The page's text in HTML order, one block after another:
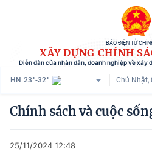
BÁO ĐIỆN TỬ
XÂY DỰNG CHÍNH
Diễn đàn của nhân dân, doanh nghiệp về
HN 23°-32° Chủ
Danh mục
Chính sách và cuộc
25/11/2024 12:48